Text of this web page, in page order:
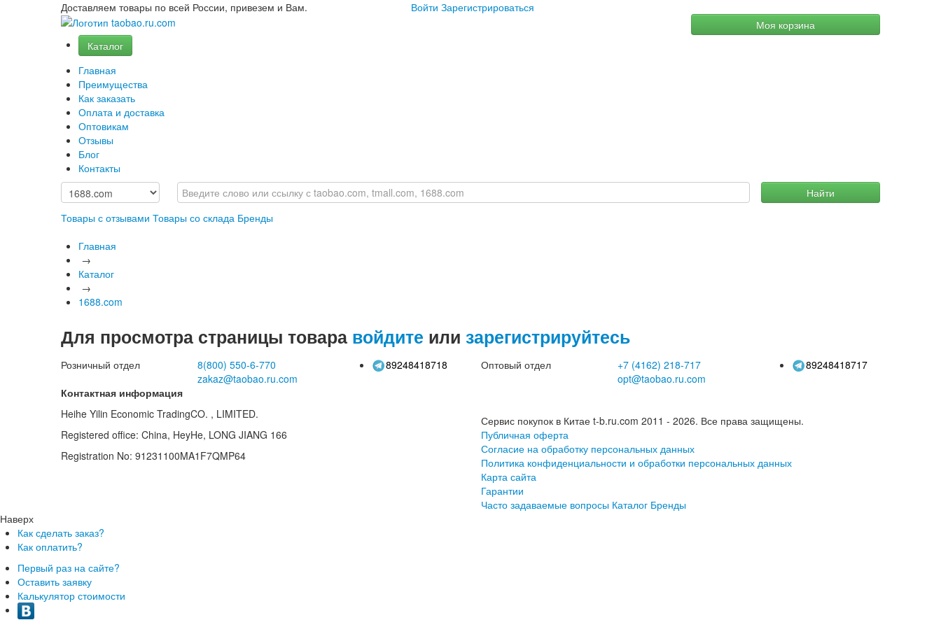
Доставляем товары по всей России, привезем и Вам. Войти Зарегистрироваться
Моя корзина
Каталог
Главная
Преимущества
Как заказать
Оплата и доставка
Оптовикам
Отзывы
Блог
Контакты
Товары с отзывами Товары со склада Бренды
Найти
Главная
→
Каталог
→
1688.com
Для просмотра страницы товара войдите или зарегистрируйтесь
Розничный отдел 8(800) 550-6-770
zakaz@taobao.ru.com
89248418718 Оптовый отдел +7 (4162) 218-717
opt@taobao.ru.com
89248418717
Контактная информация
Heihe Yilin Economic TradingCO. , LIMITED.
Registered office: China, HeyHe, LONG JIANG 166
Registration No: 91231100MA1F7QMP64
Сервис покупок в Китае t-b.ru.com 2011 - 2026. Все права защищены.
Публичная оферта
Согласие на обработку персональных данных
Политика конфиденциальности и обработки персональных данных
Карта сайта
Гарантии
Часто задаваемые вопросы Каталог Бренды
Наверх
Как сделать заказ?
Как оплатить?
Первый раз на сайте?
Оставить заявку
Калькулятор стоимости